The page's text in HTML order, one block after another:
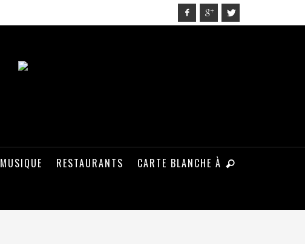
MUSIQUE RESTAURANTS CARTE BLANCHE À